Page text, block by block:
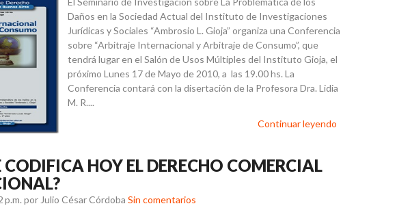
Daños en la Sociedad Actual del Instituto de Investigaciones
Jurídicas y Sociales “Ambrosio L. Gioja” organiza una Conferencia
sobre “Arbitraje Internacional y Arbitraje de Consumo”, que
tendrá lugar en el Salón de Usos Múltiples del Instituto Gioja, el
próximo Lunes 17 de Mayo de 2010, a las 19.00 hs. La
Conferencia contará con la disertación de la Profesora Dra. Lidia
M. R....
Continuar leyendo
CODIFICA HOY EL DERECHO COMERCIAL
p.m. por Julio César Córdoba Sin comentarios